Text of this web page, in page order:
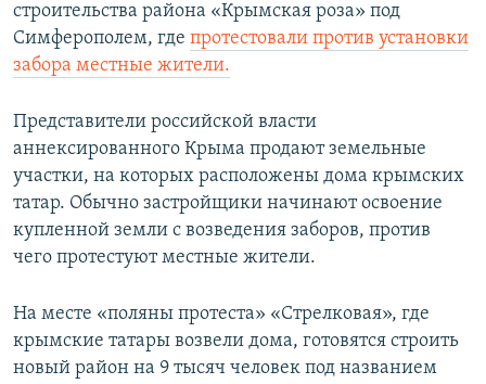
строительства района «Крымская роза» под
Симферополем, где протестовали против установки
забора местные жители.
Представители российской власти
аннексированного Крыма продают земельные
участки, на которых расположены дома крымских
татар. Обычно застройщики начинают освоение
купленной земли с возведения заборов, против
чего протестуют местные жители.
На месте «поляны протеста» «Стрелковая», где
крымские татары возвели дома, готовятся строить
новый район на 9 тысяч человек под названием